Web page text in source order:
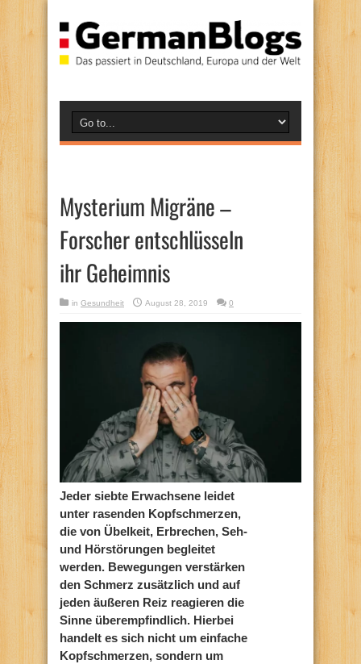
Mysterium Migräne –
Forscher entschlüsseln
ihr Geheimnis
in Gesundheit August 28, 2019 0
Jeder siebte Erwachsene leidet
unter rasenden Kopfschmerzen,
die von Übelkeit, Erbrechen, Seh-
und Hörstörungen begleitet
werden. Bewegungen verstärken
den Schmerz zusätzlich und auf
jeden äußeren Reiz reagieren die
Sinne überempfindlich. Hierbei
handelt es sich nicht um einfache
Kopfschmerzen, sondern um